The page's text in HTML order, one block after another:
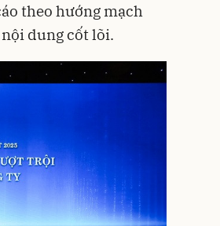
theo hướng mạch
dung cốt lõi.